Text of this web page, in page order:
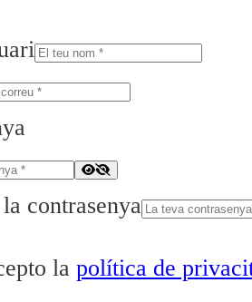
contrasenya
la política de